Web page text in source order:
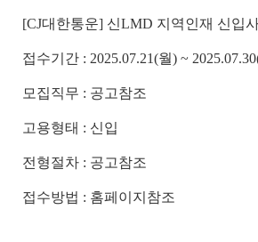
본문
[CJ대한통운] 신LMD 지역인재 신입
접수기간 : 2025.07.21(월) ~ 2025.07
모집직무 : 공고참조
고용형태 : 신입
전 형절차 : 공고참조
접수방법 : 홈페이지참조